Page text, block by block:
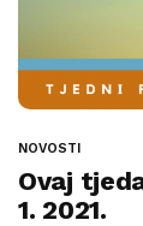
NOVOSTI
Ovaj
1. 2021.